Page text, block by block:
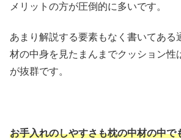
メリットの方が圧倒的に多いです。
あまり解説する要素もなく書いてある
材の中身を見たまんまでクッション性
が抜群です。
お手入れのしやすさも枕の中材の中で